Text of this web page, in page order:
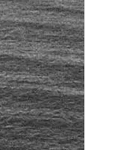
1.0.6
16, 2017
10+